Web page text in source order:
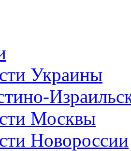
Украины
Москвы
Новороссии